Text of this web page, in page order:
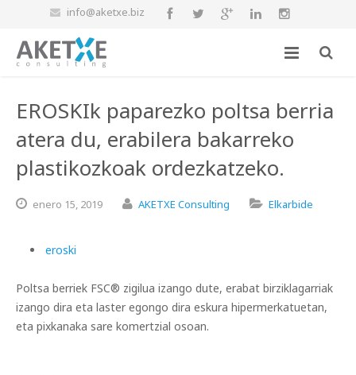
info@aketxe.biz
EROSKIk paparezko poltsa berria
atera du, erabilera bakarreko
plastikozkoak ordezkatzeko.
enero 15, 2019 AKETXE Consulting Elkarbide
eroski
Poltsa berriek FSC® zigilua izango dute, erabat birziklagarriak
izango dira eta laster egongo dira eskura hipermerkatuetan,
eta pixkanaka sare komertzial osoan.